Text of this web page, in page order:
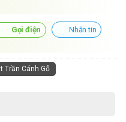
Gọi điện Nhắn tin
Trần Cánh Gỗ